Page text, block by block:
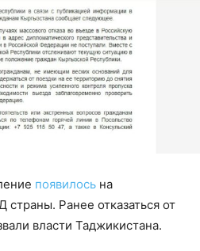
появилось на
Ранее отказаться от
власти Таджикистана.